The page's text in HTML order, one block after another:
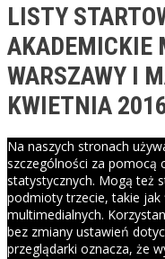
LISTY
AKADEMICKIE
WARSZAWY I
KWIETNIA
Na naszych stronach
szczególności za pomocą
statystycznych. Mogą też
podmioty trzecie, takie
multimedialnych.
bez zmiany ustawień
przeglądarki oznacza, że